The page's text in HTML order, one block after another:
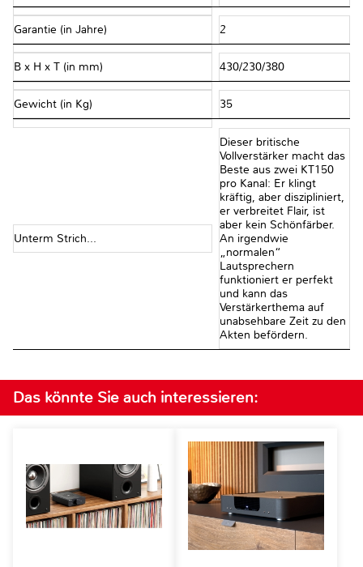
Garantie (in Jahre) 2
B x H x T (in mm) 430/230/380
Gewicht (in Kg) 35
Unterm Strich...
Dieser britische
Vollverstärker macht das
Beste aus zwei KT150
pro Kanal: Er klingt
kräftig, aber diszipliniert,
er verbreitet Flair, ist
aber kein Schönfärber.
An irgendwie
„normalen“
Lautsprechern
funktioniert er perfekt
und kann das
Verstärkerthema auf
unabsehbare Zeit zu den
Akten befördern.
Das könnte Sie auch interessieren: